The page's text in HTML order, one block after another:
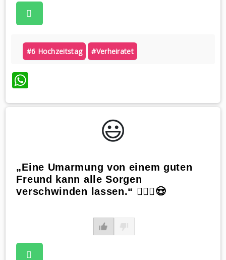
#6 Hochzeitstag #verheiratet
WhatsApp
😃️
„Eine Umarmung von einem guten
Freund kann alle Sorgen
verschwinden lassen.“ 🙋🏼‍♀️😍